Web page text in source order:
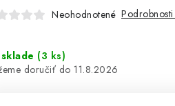
Neohodnotené
(3 ks)
11.8.2026